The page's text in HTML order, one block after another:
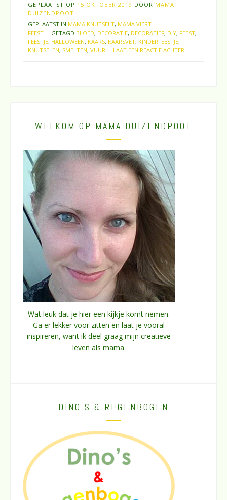
GEPLAATST OP 15 OKTOBER 2019 DOOR MAMA
DUIZENDPOOT
GEPLAATST IN MAMA KNUTSELT, MAMA VIERT
FEEST
GETAGD BLOED, DECORATIE, DECORATIEF, DIY, FEEST,
FEESTJE, HALLOWEEN, KAARS, KAARSVET, KINDERFEESTJE,
KNUTSELEN, SMELTEN, VUUR LAAT EEN REACTIE ACHTER
WELKOM OP MAMA DUIZENDPOOT
Wat leuk dat je hier een kijkje komt nemen.
Ga er lekker voor zitten en laat je vooral
inspireren, want ik deel graag mijn creatieve
leven als mama.
DINO’S & REGENBOGEN